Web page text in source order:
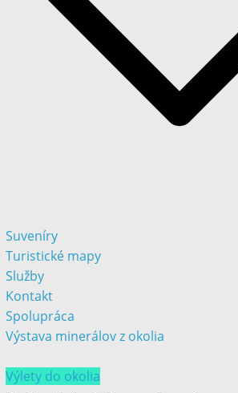
Suveníry
Turistické mapy
Služby
Kontakt
Spolupráca
Výstava minerálov z okolia
Výlety do okolia